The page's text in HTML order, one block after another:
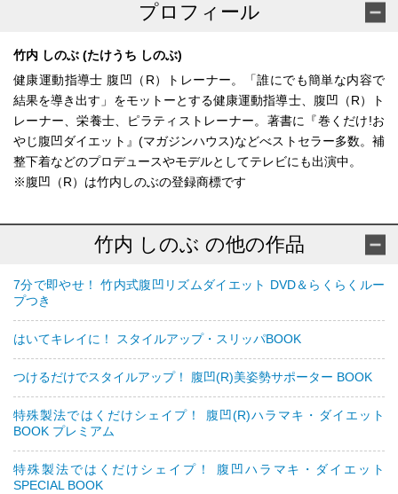
プロフィール
竹内 しのぶ (たけうち しのぶ)
健康運動指導士 腹凹（R）トレーナー。「誰にでも簡単な内容で
結果を導き出す」をモットーとする健康運動指導士、腹凹（R）ト
レーナー、栄養士、ピラティストレーナー。著書に『巻くだけ!お
やじ腹凹ダイエット』(マガジンハウス)などべストセラー多数。補
整下着などのプロデュースやモデルとしてテレビにも出演中。
※腹凹（R）は竹内しのぶの登録商標です
竹内 しのぶ の他の作品
7分で即やせ！ 竹内式腹凹リズムダイエット DVD＆らくらくルー
プつき
はいてキレイに！ スタイルアップ・スリッパBOOK
つけるだけでスタイルアップ！ 腹凹(R)美姿勢サポーター BOOK
特殊製法ではくだけシェイプ！ 腹凹(R)ハラマキ・ダイエット
BOOK プレミアム
特殊製法ではくだけシェイプ！ 腹凹ハラマキ・ダイエット
SPECIAL BOOK